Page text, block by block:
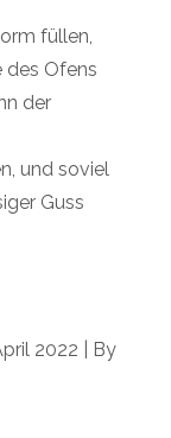
füllen,
des Ofens
der
und soviel
Guss
2022 | By